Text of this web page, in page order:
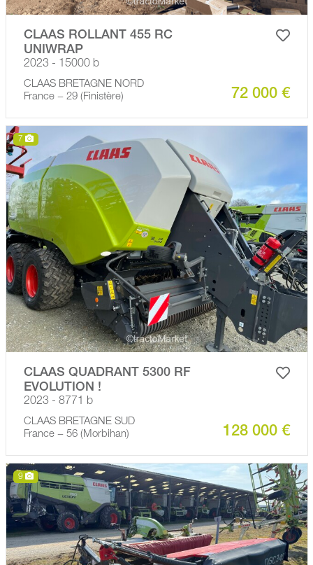
CLAAS ROLLANT 455 RC
UNIWRAP
2023 - 15000 b
CLAAS BRETAGNE NORD
France − 29 (Finistère)
72 000 €
7
CLAAS QUADRANT 5300 RF
EVOLUTION !
2023 - 8771 b
CLAAS BRETAGNE SUD
France − 56 (Morbihan)
128 000 €
9